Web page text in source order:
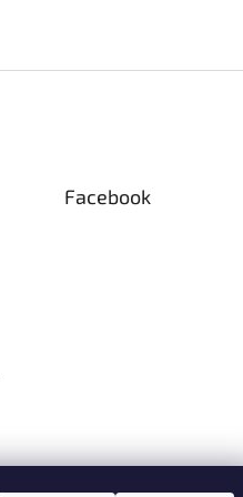
Facebook